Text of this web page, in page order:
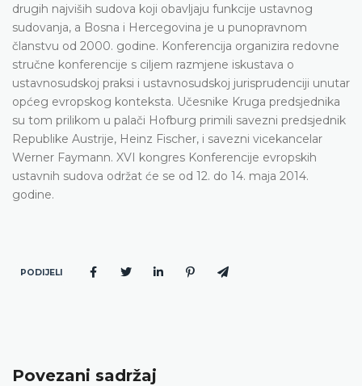
drugih najviših sudova koji obavljaju funkcije ustavnog
sudovanja, a Bosna i Hercegovina je u punopravnom
članstvu od 2000. godine. Konferencija organizira redovne
stručne konferencije s ciljem razmjene iskustava o
ustavnosudskoj praksi i ustavnosudskoj jurisprudenciji unutar
općeg evropskog konteksta. Učesnike Kruga predsjednika
su tom prilikom u palači Hofburg primili savezni predsjednik
Republike Austrije, Heinz Fischer, i savezni vicekancelar
Werner Faymann. XVI kongres Konferencije evropskih
ustavnih sudova održat će se od 12. do 14. maja 2014.
godine.
PODIJELI
Povezani sadržaj